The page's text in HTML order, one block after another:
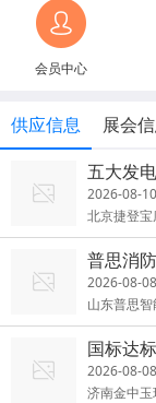
会员中心
供应信息 展会
五大发
2026-08-
北京捷登
普思消
2026-08-
山东普思
国标达
2026-08-
济南金中